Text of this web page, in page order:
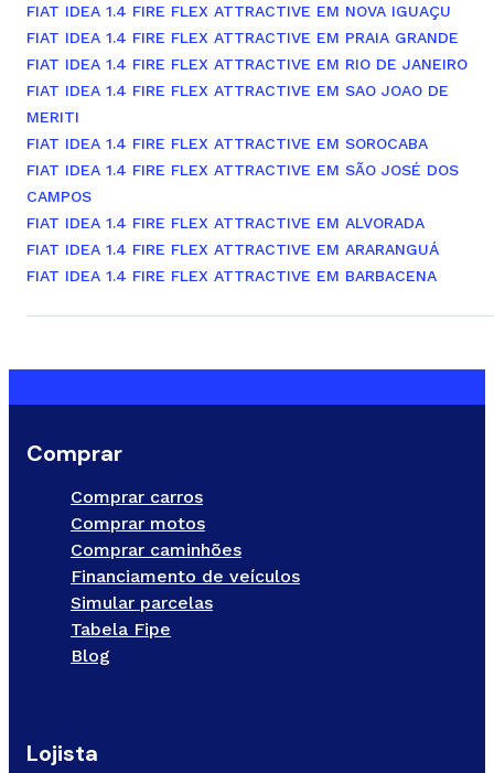
FIAT IDEA 1.4 FIRE FLEX ATTRACTIVE EM NOVA IGUAÇU
FIAT IDEA 1.4 FIRE FLEX ATTRACTIVE EM PRAIA GRANDE
FIAT IDEA 1.4 FIRE FLEX ATTRACTIVE EM RIO DE JANEIRO
FIAT IDEA 1.4 FIRE FLEX ATTRACTIVE EM SAO JOAO DE
MERITI
FIAT IDEA 1.4 FIRE FLEX ATTRACTIVE EM SOROCABA
FIAT IDEA 1.4 FIRE FLEX ATTRACTIVE EM SÃO JOSÉ DOS
CAMPOS
FIAT IDEA 1.4 FIRE FLEX ATTRACTIVE EM ALVORADA
FIAT IDEA 1.4 FIRE FLEX ATTRACTIVE EM ARARANGUÁ
FIAT IDEA 1.4 FIRE FLEX ATTRACTIVE EM BARBACENA
Comprar
Comprar carros
Comprar motos
Comprar caminhões
Financiamento de veículos
Simular parcelas
Tabela Fipe
Blog
Lojista